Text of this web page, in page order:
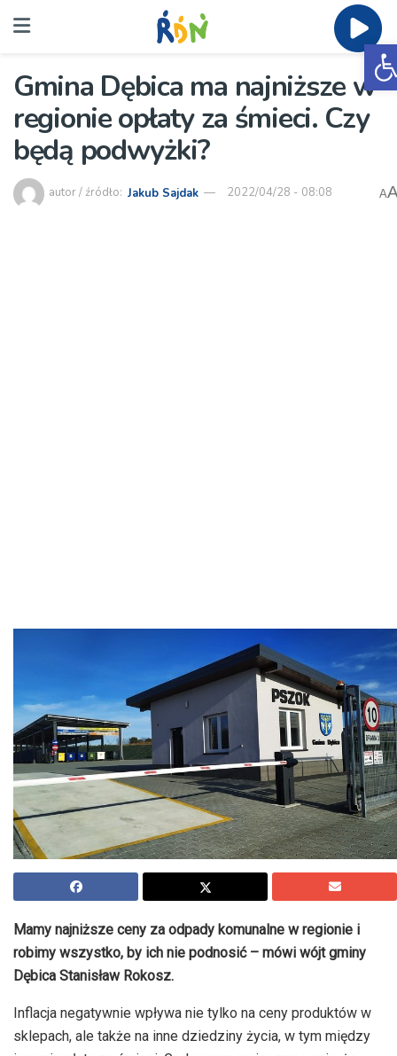
Gmina Dębica ma najniższe w
regionie opłaty za śmieci. Czy
będą podwyżki?
autor / źródło: Jakub Sajdak 2022/04/28 - 08:08 A
Mamy najniższe ceny za odpady komunalne w regionie i
robimy wszystko, by ich nie podnosić – mówi wójt gminy
Dębica Stanisław Rokosz.
Inflacja negatywnie wpływa nie tylko na ceny produktów w
sklepach, ale także na inne dziedziny życia, w tym między